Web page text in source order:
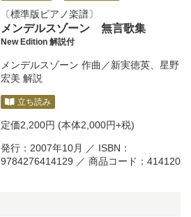
標準版ピアノ楽譜
メンデルスゾーン 無言歌集
New Edition 解説付
メンデルスゾーン 作曲／新実徳英
星野
宏美 解説
立ち読み
定価2,200円 (本体2,000円+税)
発行：2007年10月 ／ ISBN：
9784276414129 ／ 商品コード：414120